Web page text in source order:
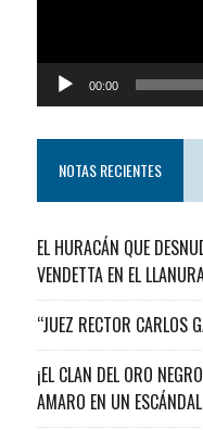
00:00
NOTAS RECIENTES
EL HURACÁN QUE
VENDETTA EN EL
“JUEZ RECTOR CARLOS
¡EL CLAN DEL ORO
AMARO EN UN